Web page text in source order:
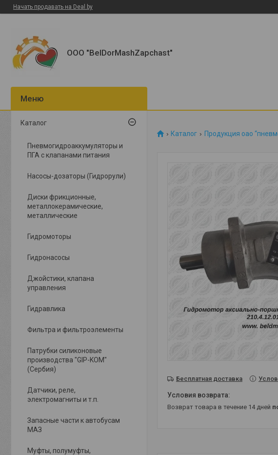
Начать продавать на Deal.by
ООО "BelDorMashZapchast"
Каталог Продукция оао
Бесплатная доставка
возврат товара в течение 14 дней
Каталог
Пневмогидроаккумуляторы и
ПГА с клапанами питания
Насосы-дозаторы (Гидрорули)
Диски фрикционные,
металлокерамические,
металлические
Гидромоторы
Гидронасосы
Джойстики, клапана
управления
Гидравлика
Фильтра и фильтроэлементы
Патрубки силиконовые
производства "GIP-KOM"
(Сербия)
Датчики, реле,
электромагниты и т.п.
Запасные части к автобусам
МАЗ
Муфты, полумуфты,